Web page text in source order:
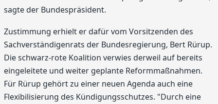
sagte der Bundespräsident.
Zustimmung erhielt er dafür vom Vorsitzenden des
Sachverständigenrats der Bundesregierung, Bert Rürup.
Die schwarz-rote Koalition verwies derweil auf bereits
eingeleitete und weiter geplante Reformmaßnahmen.
Für Rürup gehört zu einer neuen Agenda auch eine
Flexibilisierung des Kündigungsschutzes. "Durch eine